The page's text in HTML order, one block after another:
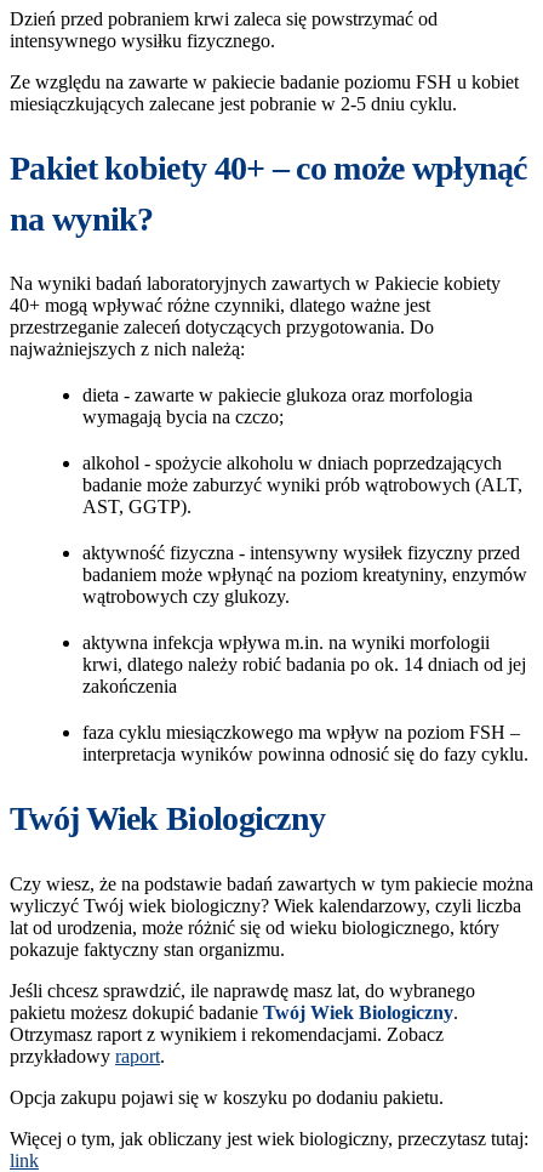
Dzień przed pobraniem krwi zaleca się powstrzymać od
intensywnego wysiłku fizycznego.
Ze względu na zawarte w pakiecie badanie poziomu FSH u kobiet
miesiączkujących zalecane jest pobranie w 2-5 dniu cyklu.
Pakiet kobiety 40+ – co może wpłynąć
na wynik?
Na wyniki badań laboratoryjnych zawartych w Pakiecie kobiety
40+ mogą wpływać różne czynniki, dlatego ważne jest
przestrzeganie zaleceń dotyczących przygotowania. Do
najważniejszych z nich należą:
dieta - zawarte w pakiecie glukoza oraz morfologia
wymagają bycia na czczo;
alkohol - spożycie alkoholu w dniach poprzedzających
badanie może zaburzyć wyniki prób wątrobowych (ALT,
AST, GGTP).
aktywność fizyczna - intensywny wysiłek fizyczny przed
badaniem może wpłynąć na poziom kreatyniny, enzymów
wątrobowych czy glukozy.
aktywna infekcja wpływa m.in. na wyniki morfologii
krwi, dlatego należy robić badania po ok. 14 dniach od jej
zakończenia
faza cyklu miesiączkowego ma wpływ na poziom FSH –
interpretacja wyników powinna odnosić się do fazy cyklu.
Twój Wiek Biologiczny
Czy wiesz, że na podstawie badań zawartych w tym pakiecie można
wyliczyć Twój wiek biologiczny? Wiek kalendarzowy, czyli liczba
lat od urodzenia, może różnić się od wieku biologicznego, który
pokazuje faktyczny stan organizmu.
Jeśli chcesz sprawdzić, ile naprawdę masz lat, do wybranego
pakietu możesz dokupić badanie Twój Wiek Biologiczny.
Otrzymasz raport z wynikiem i rekomendacjami. Zobacz
przykładowy raport.
Opcja zakupu pojawi się w koszyku po dodaniu pakietu.
Więcej o tym, jak obliczany jest wiek biologiczny, przeczytasz tutaj:
link